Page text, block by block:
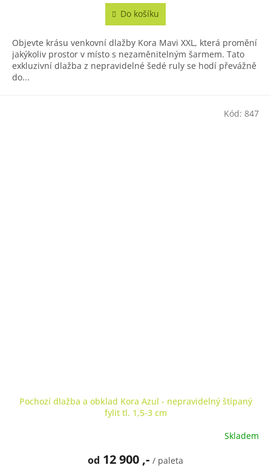
hvězdiček.
Do košíku
Objevte krásu venkovní dlažby Kora Mavi XXL, která promění
jakýkoliv prostor v místo s nezaměnitelným šarmem. Tato
exkluzivní dlažba z nepravidelné šedé ruly se hodí převážně
do...
Pochozí dlažba a obklad Kora Azul - nepravidelný štípaný
fylit tl. 1,5-3 cm
Skladem
od 12 900 ,- / paleta
Kód: 847